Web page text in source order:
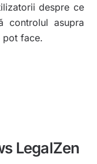
despre ce
controlul asupra
pot face.
LegalZen